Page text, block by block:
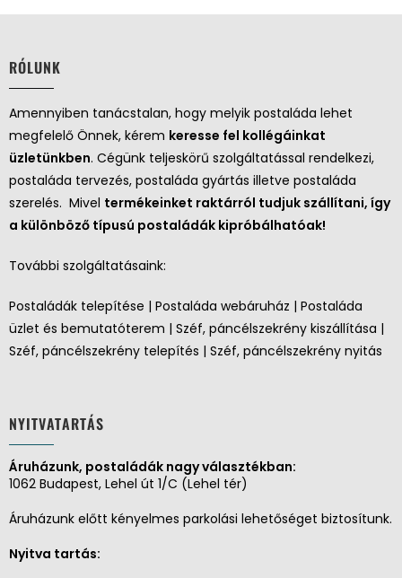
RÓLUNK
Amennyiben tanácstalan, hogy melyik postaláda lehet
megfelelő Önnek, kérem keresse fel kollégáinkat
üzletünkben. Cégünk teljeskörű szolgáltatással rendelkezi,
postaláda tervezés, postaláda gyártás illetve postaláda
szerelés. Mivel termékeinket raktárról tudjuk szállítani, így
a különböző típusú postaládák kipróbálhatóak!
További szolgáltatásaink:
Postaládák telepítése | Postaláda webáruház | Postaláda
üzlet és bemutatóterem | Széf, páncélszekrény kiszállítása |
Széf, páncélszekrény telepítés | Széf, páncélszekrény nyitás
NYITVATARTÁS
Áruházunk, postaládák nagy választékban:
1062 Budapest, Lehel út 1/C (Lehel tér)
Áruházunk előtt kényelmes parkolási lehetőséget biztosítunk.
Nyitva tartás: